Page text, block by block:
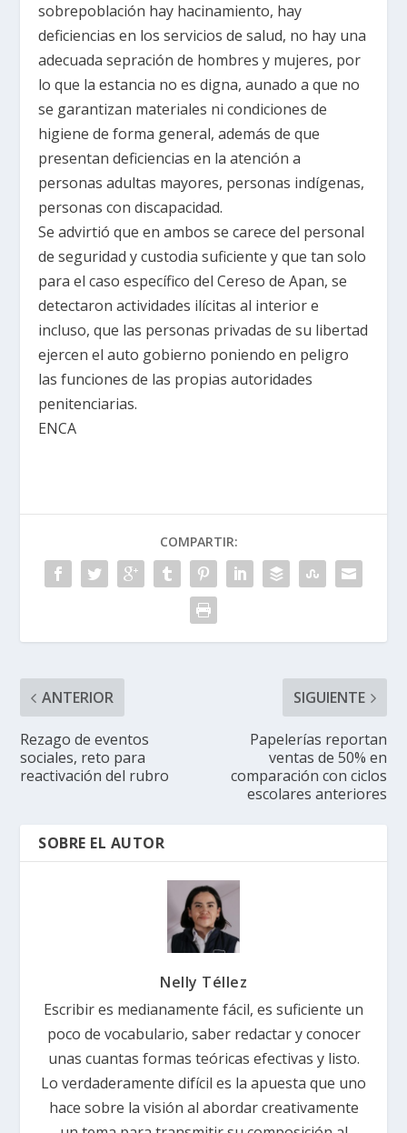
sobrepoblación hay hacinamiento, hay
deficiencias en los servicios de salud, no hay una
adecuada sepración de hombres y mujeres, por
lo que la estancia no es digna, aunado a que no
se garantizan materiales ni condiciones de
higiene de forma general, además de que
presentan deficiencias en la atención a
personas adultas mayores, personas indígenas,
personas con discapacidad.
Se advirtió que en ambos se carece del personal
de seguridad y custodia suficiente y que tan solo
para el caso específico del Cereso de Apan, se
detectaron actividades ilícitas al interior e
incluso, que las personas privadas de su libertad
ejercen el auto gobierno poniendo en peligro
las funciones de las propias autoridades
penitenciarias.
ENCA
COMPARTIR:
ANTERIOR
Rezago de eventos
sociales, reto para
reactivación del rubro
SIGUIENTE
Papelerías reportan
ventas de 50% en
comparación con ciclos
escolares anteriores
SOBRE EL AUTOR
Nelly Téllez
Escribir es medianamente fácil, es suficiente un
poco de vocabulario, saber redactar y conocer
unas cuantas formas teóricas efectivas y listo.
Lo verdaderamente difícil es la apuesta que uno
hace sobre la visión al abordar creativamente